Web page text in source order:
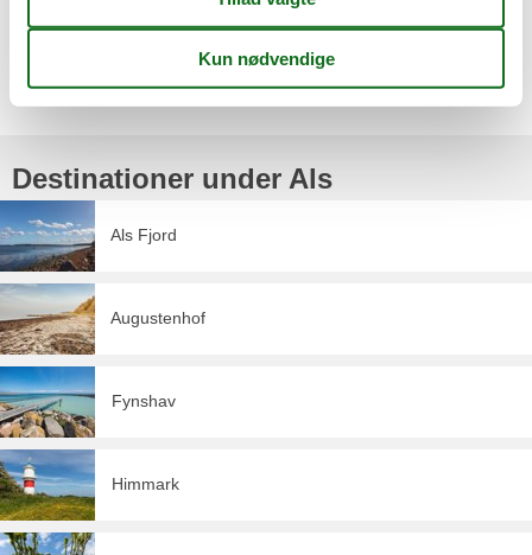
Destinationer under Als
Als Fjord
Augustenhof
Fynshav
Himmark